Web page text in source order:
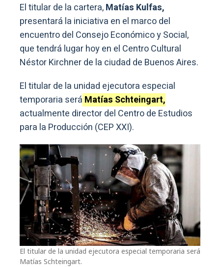
El titular de la cartera,Matías Kulfas,
presentará la iniciativa en el marco del
encuentro del Consejo Económico y Social,
que tendrá lugar hoy en el Centro Cultural
Néstor Kirchner de la ciudad de Buenos Aires.
El titular de la unidad ejecutora especial
temporaria será Matías Schteingart,
actualmente director del Centro de Estudios
para la Producción (CEP XXI).
El titular de la unidad ejecutora especial temporaria será
Matías Schteingart.